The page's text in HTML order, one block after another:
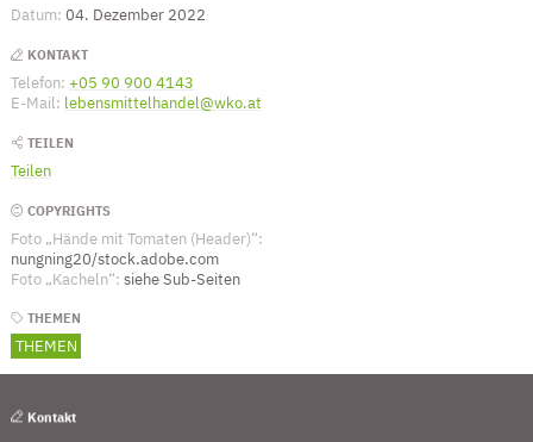
Datum: 04. Dezember 2022
KONTAKT
Telefon: +05 90 900 4143
E-Mail: lebensmittelhandel@wko.at
TEILEN
Teilen
COPYRIGHTS
Foto „Hände mit Tomaten (Header)“:
nungning20/stock.adobe.com
Foto „Kacheln“: siehe Sub-Seiten
THEMEN
THEMEN
Kontakt